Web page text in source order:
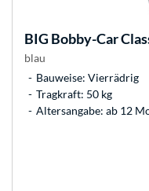
BIG Bobby-Car
blau
Bauweise: Vierrädrig
Tragkraft: 50 kg
Altersangabe: ab 12